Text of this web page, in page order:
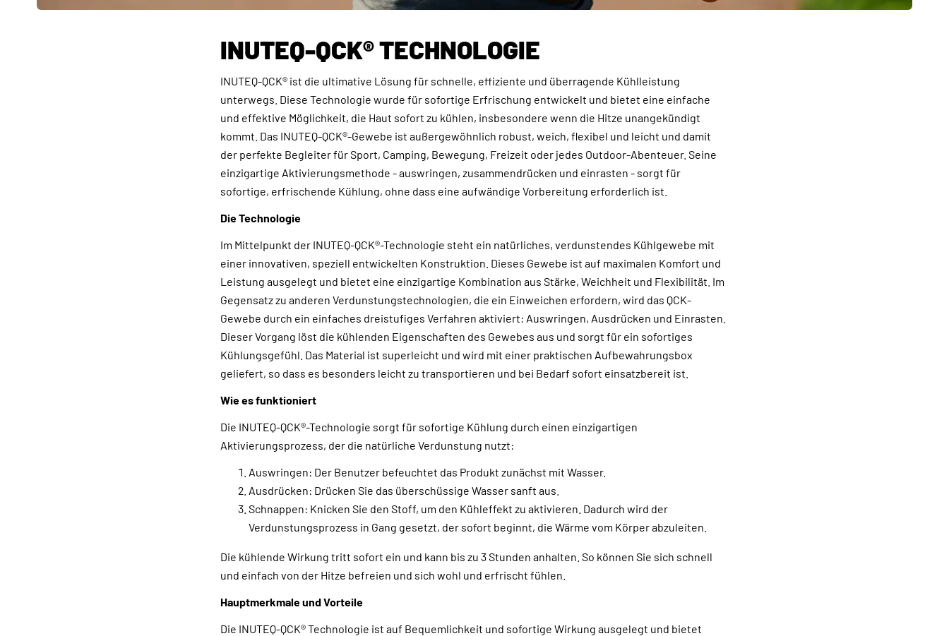
INUTEQ-QCK® TECHNOLOGIE
INUTEQ-QCK® ist die ultimative Lösung für schnelle, effiziente und überragende Kühlleistung
unterwegs. Diese Technologie wurde für sofortige Erfrischung entwickelt und bietet eine einfache
und effektive Möglichkeit, die Haut sofort zu kühlen, insbesondere wenn die Hitze unangekündigt
kommt. Das INUTEQ-QCK®-Gewebe ist außergewöhnlich robust, weich, flexibel und leicht und damit
der perfekte Begleiter für Sport, Camping, Bewegung, Freizeit oder jedes Outdoor-Abenteuer. Seine
einzigartige Aktivierungsmethode - auswringen, zusammendrücken und einrasten - sorgt für
sofortige, erfrischende Kühlung, ohne dass eine aufwändige Vorbereitung erforderlich ist.
Die Technologie
Im Mittelpunkt der INUTEQ-QCK®-Technologie steht ein natürliches, verdunstendes Kühlgewebe mit
einer innovativen, speziell entwickelten Konstruktion. Dieses Gewebe ist auf maximalen Komfort und
Leistung ausgelegt und bietet eine einzigartige Kombination aus Stärke, Weichheit und Flexibilität. Im
Gegensatz zu anderen Verdunstungstechnologien, die ein Einweichen erfordern, wird das QCK-
Gewebe durch ein einfaches dreistufiges Verfahren aktiviert: Auswringen, Ausdrücken und Einrasten.
Dieser Vorgang löst die kühlenden Eigenschaften des Gewebes aus und sorgt für ein sofortiges
Kühlungsgefühl. Das Material ist superleicht und wird mit einer praktischen Aufbewahrungsbox
geliefert, so dass es besonders leicht zu transportieren und bei Bedarf sofort einsatzbereit ist.
Wie es funktioniert
Die INUTEQ-QCK®-Technologie sorgt für sofortige Kühlung durch einen einzigartigen
Aktivierungsprozess, der die natürliche Verdunstung nutzt:
Auswringen: Der Benutzer befeuchtet das Produkt zunächst mit Wasser.
Ausdrücken: Drücken Sie das überschüssige Wasser sanft aus.
Schnappen: Knicken Sie den Stoff, um den Kühleffekt zu aktivieren. Dadurch wird der
Verdunstungsprozess in Gang gesetzt, der sofort beginnt, die Wärme vom Körper abzuleiten.
Die kühlende Wirkung tritt sofort ein und kann bis zu 3 Stunden anhalten. So können Sie sich schnell
und einfach von der Hitze befreien und sich wohl und erfrischt fühlen.
Hauptmerkmale und Vorteile
Die INUTEQ-QCK® Technologie ist auf Bequemlichkeit und sofortige Wirkung ausgelegt und bietet